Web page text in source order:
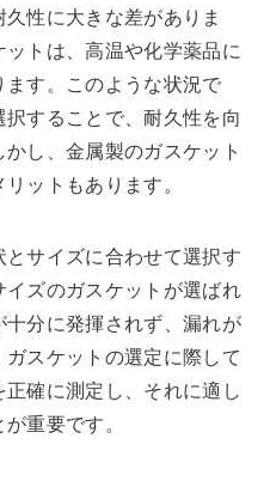
性に大きな差がありま
トは、高温や化学薬品に
す。このような状況で
することで、耐久性を向
かし、金属製のガスケット
ットもあります。
サイズに合わせて選択す
ズのガスケットが選ばれ
分に発揮されず、漏れが
スケットの選定に際して
確に測定し、それに適し
重要です。